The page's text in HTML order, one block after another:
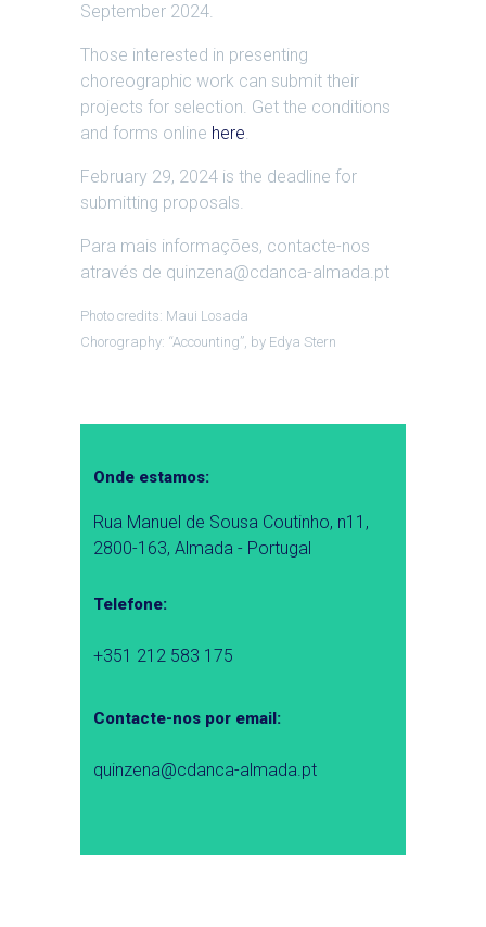
September 2024.
Those interested in presenting
choreographic work can submit their
projects for selection. Get the conditions
and forms online here.
February 29, 2024 is the deadline for
submitting proposals.
Para mais informações, contacte-nos
através de quinzena@cdanca-almada.pt
Photo credits: Maui Losada
Chorography: “Accounting”, by Edya Stern
Onde estamos:
Rua Manuel de Sousa Coutinho, n11,
2800-163, Almada - Portugal
Telefone:
+351 212 583 175
Contacte-nos por email:
quinzena@cdanca-almada.pt